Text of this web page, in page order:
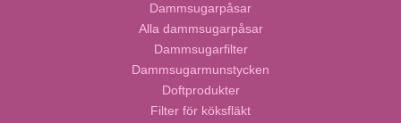
Dammsugarpåsar
Alla dammsugarpåsar
Dammsugarfilter
Dammsugarmunstycken
Doftprodukter
Filter för köksfläkt